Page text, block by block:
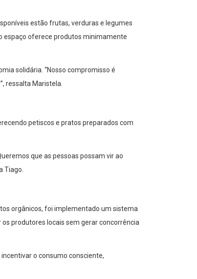
estão frutas, verduras e legumes
espaço oferece produtos minimamente
solidária. “Nosso compromisso é
ressalta Maristela.
petiscos e pratos preparados com
que as pessoas possam vir ao
Tiago.
orgânicos, foi implementado um sistema
produtores locais sem gerar concorrência
o consumo consciente,